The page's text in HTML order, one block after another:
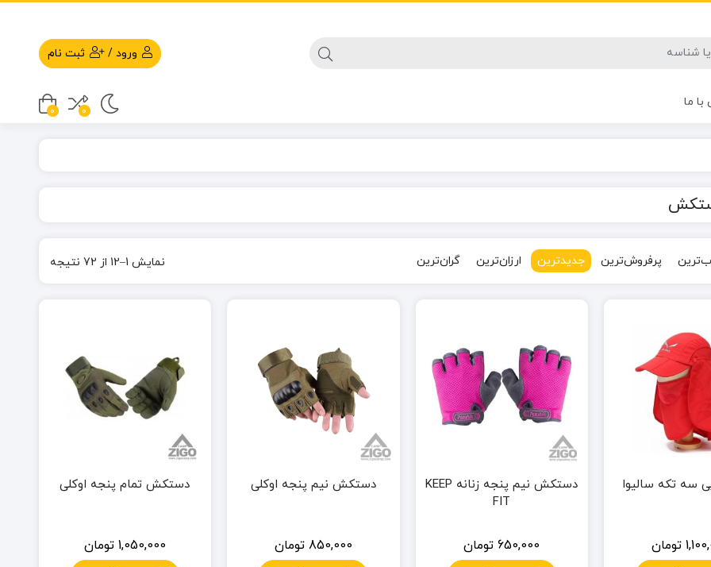
ورود / ثبت نام
ما
0
0
پرفروش‌ترین جدیدترین ارزان‌ترین گران‌ترین نمایش 1–12 از 72 نتیجه
سه تکه سالیوا
تومان
دستکش نیم پنجه زنانه KEEP
FIT
650,000 تومان
دستکش نیم پنجه اوکلی
850,000 تومان
دستکش تمام پنجه اوکلی
1,050,000 تومان